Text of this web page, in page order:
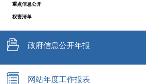
重点信息公开
权责清单
政府信息公开年报
网站年度工作报表